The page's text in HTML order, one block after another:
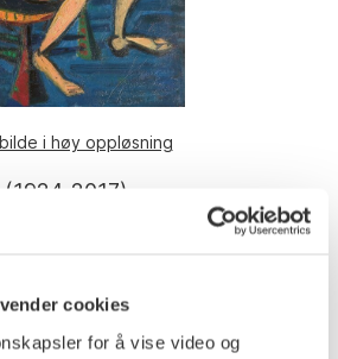
cookies
for å vise video og
i høy oppløsning
(1924-2017)
av platen: Odd Tandberg